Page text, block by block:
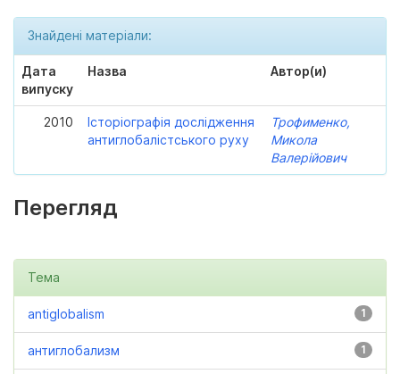
Знайдені матеріали:
Дата
випуску
Назва Автор(и)
2010
Історіографія дослідження
антиглобалістського руху
Трофименко,
Микола
Валерійович
Перегляд
Тема
1
antiglobalism
1
антиглобализм